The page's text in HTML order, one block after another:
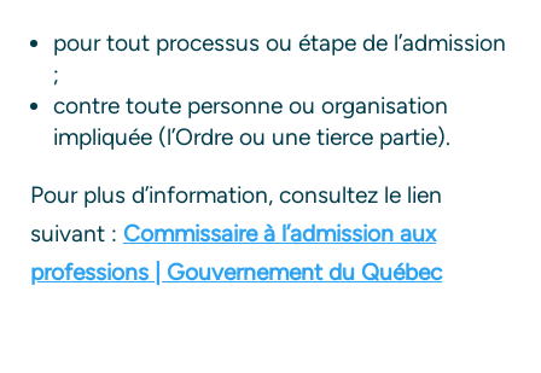
pour tout processus ou étape de l’admission
;
contre toute personne ou organisation
impliquée (l’Ordre ou une tierce partie).
Pour plus d’information, consultez le lien
suivant : Commissaire à l’admission aux
professions | Gouvernement du Québec